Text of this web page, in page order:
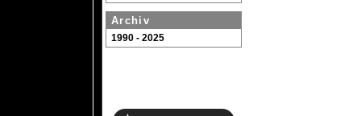
Archiv
1990 - 2025